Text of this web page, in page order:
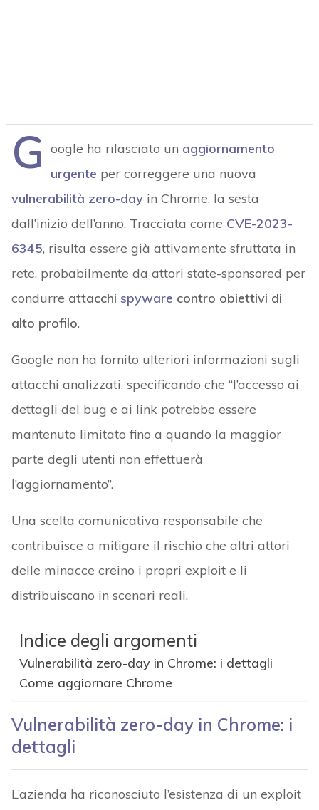
G oogle ha rilasciato un aggiornamento
urgente per correggere una nuova
vulnerabilità zero-dayin Chrome, la sesta
dall’inizio dell’anno. Tracciata come CVE-2023-
6345, risulta essere già attivamente sfruttata in
rete, probabilmente da attori state-sponsored per
condurre attacchi spyware contro obiettivi di
alto profilo.
Google non ha fornito ulteriori informazioni sugli
attacchi analizzati, specificando che “l’accesso ai
dettagli del bug e ai link potrebbe essere
mantenuto limitato fino a quando la maggior
parte degli utenti non effettuerà
l’aggiornamento”.
Una scelta comunicativa responsabile che
contribuisce a mitigare il rischio che altri attori
delle minacce creino i propri exploit e li
distribuiscano in scenari reali.
Indice degli argomenti
Vulnerabilità zero-day in Chrome: i dettagli
Come aggiornare Chrome
Vulnerabilità zero-day in Chrome: i
dettagli
L’azienda ha riconosciuto l’esistenza di un exploit